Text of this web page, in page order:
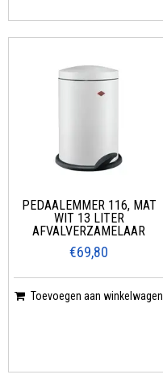
PEDAALEMMER 116, MAT
WIT 13 LITER
AFVALVERZAMELAAR
€69,80
Toevoegen aan winkelwagen